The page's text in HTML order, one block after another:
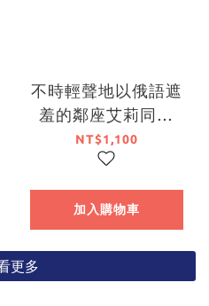
不時輕聲地以俄語遮
羞的鄰座艾莉同學
(11)（限定版）【7月
下旬出貨】
NT$1,100
加入購物車
更多